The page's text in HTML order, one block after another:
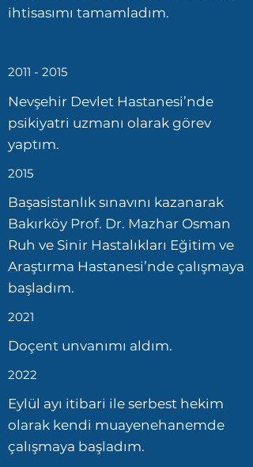
ihtisasımı tamamladım.
2011 - 2015
Nevşehir Devlet Hastanesi’nde
psikiyatri uzmanı olarak görev
yaptım.
2015
Başasistanlık sınavını kazanarak
Bakırköy Prof. Dr. Mazhar Osman
Ruh ve Sinir Hastalıkları Eğitim ve
Araştırma Hastanesi’nde çalışmaya
başladım.
2021
Doçent unvanımı aldım.
2022
Eylül ayı itibari ile serbest hekim
olarak kendi muayenehanemde
çalışmaya başladım.